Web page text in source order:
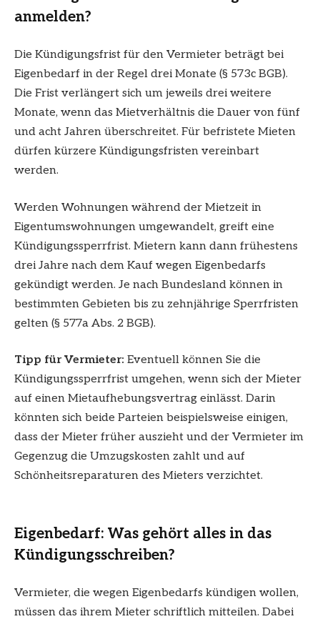
anmelden?
Die Kündigungsfrist für den Vermieter beträgt bei
Eigenbedarf in der Regel drei Monate (§ 573c BGB).
Die Frist verlängert sich um jeweils drei weitere
Monate, wenn das Mietverhältnis die Dauer von fünf
und acht Jahren überschreitet. Für befristete Mieten
dürfen kürzere Kündigungsfristen vereinbart
werden.
Werden Wohnungen während der Mietzeit in
Eigentumswohnungen umgewandelt, greift eine
Kündigungssperrfrist. Mietern kann dann frühestens
drei Jahre nach dem Kauf wegen Eigenbedarfs
gekündigt werden. Je nach Bundesland können in
bestimmten Gebieten bis zu zehnjährige Sperrfristen
gelten (§ 577a Abs. 2 BGB).
Tipp für Vermieter: Eventuell können Sie die
Kündigungssperrfrist umgehen, wenn sich der Mieter
auf einen Mietaufhebungsvertrag einlässt. Darin
könnten sich beide Parteien beispielsweise einigen,
dass der Mieter früher auszieht und der Vermieter im
Gegenzug die Umzugskosten zahlt und auf
Schönheitsreparaturen des Mieters verzichtet.
Eigenbedarf: Was gehört alles in das
Kündigungsschreiben?
Vermieter, die wegen Eigenbedarfs kündigen wollen,
müssen das ihrem Mieter schriftlich mitteilen. Dabei